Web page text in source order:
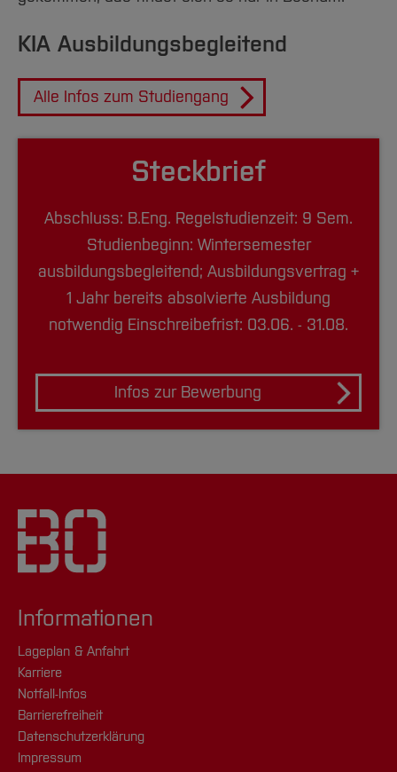
KIA Ausbildungsbegleitend
Alle Infos zum Studiengang
Steckbrief
Abschluss: B.Eng. Regelstudienzeit: 9 Sem.
Studienbeginn: Wintersemester
ausbildungsbegleitend; Ausbildungsvertrag +
1 Jahr bereits absolvierte Ausbildung
notwendig Einschreibefrist: 03.06. - 31.08.
Infos zur Bewerbung
Informationen
Lageplan & Anfahrt
Karriere
Notfall-Infos
Barrierefreiheit
Datenschutzerklärung
Impressum